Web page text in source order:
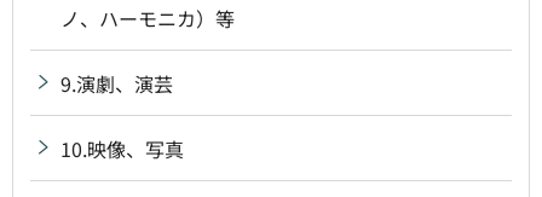
ノ、ハーモニカ）等
9.演劇、演芸
10.映像、写真